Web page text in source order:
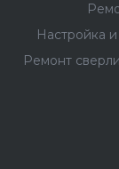
Настройка
Ремонт